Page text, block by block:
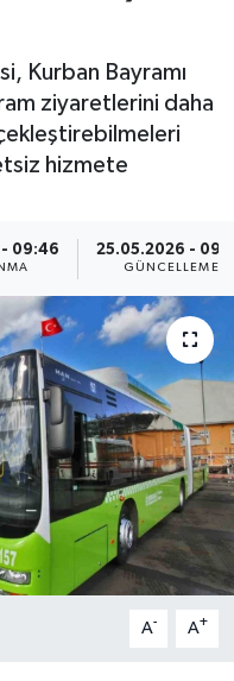
Kurban Bayramı
ziyaretlerini daha
hizmete
09:46 25.05.2026 -
GÜNCELLEME
A- A+